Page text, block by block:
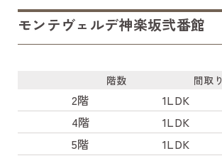
モンテヴェルデ神楽坂弐番館
階数 間取り
2階 1LDK
4階 1LDK
5階 1LDK